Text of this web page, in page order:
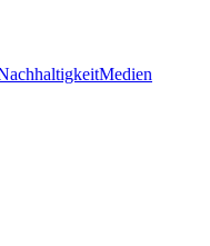
Medien